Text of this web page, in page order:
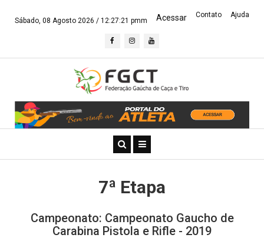
Sábado, 08 Agosto 2026 / 12:27:21 pmm Acessar Contato Ajuda
7ª Etapa
Campeonato: Campeonato Gaucho de
Carabina Pistola e Rifle - 2019